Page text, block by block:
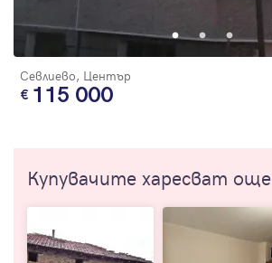
Севлиево, Център
115 000
Купувачите харесват още